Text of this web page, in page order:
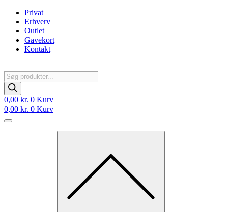
Videre
indhold
Privat
Erhverv
Outlet
Gavekort
Kontakt
Products
search
0,00 kr. 0 Kurv
0,00 kr. 0 Kurv